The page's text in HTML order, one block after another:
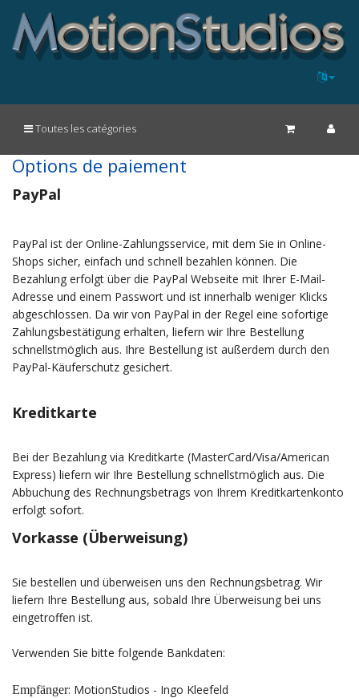
Toutes les catégories
Options de paiement
PayPal
PayPal ist der Online-Zahlungsservice, mit dem Sie in Online-
Shops sicher, einfach und schnell bezahlen können. Die
Bezahlung erfolgt über die PayPal Webseite mit Ihrer E-Mail-
Adresse und einem Passwort und ist innerhalb weniger Klicks
abgeschlossen. Da wir von PayPal in der Regel eine sofortige
Zahlungsbestätigung erhalten, liefern wir Ihre Bestellung
schnellstmöglich aus. Ihre Bestellung ist außerdem durch den
PayPal-Käuferschutz gesichert.
Kreditkarte
Bei der Bezahlung via Kreditkarte (MasterCard/Visa/American
Express) liefern wir Ihre Bestellung schnellstmöglich aus. Die
Abbuchung des Rechnungsbetrags von Ihrem Kreditkartenkonto
erfolgt sofort.
Vorkasse (Überweisung)
Sie bestellen und überweisen uns den Rechnungsbetrag. Wir
liefern Ihre Bestellung aus, sobald Ihre Überweisung bei uns
eingetroffen ist.
Verwenden Sie bitte folgende Bankdaten:
Empfänger: MotionStudios - Ingo Kleefeld